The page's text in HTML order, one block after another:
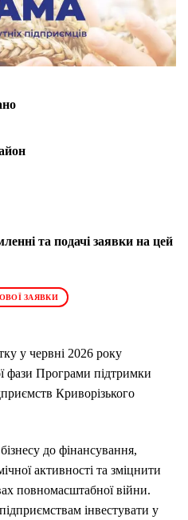
та подачі заявки на цей
ЗАЯВКИ
у червні 2026 року
фази Програми підтримки
Криворізького
до фінансування,
активності та зміцнити
повномасштабної війни.
інвестувати у